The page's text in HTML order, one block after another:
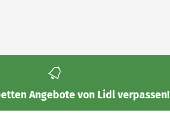
Angebote von Lidlverpassen!